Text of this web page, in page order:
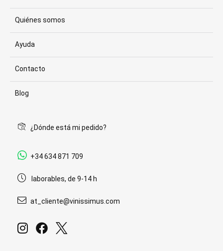
Quiénes somos
Ayuda
Contacto
Blog
¿Dónde está mi pedido?
+34 634 871 709
laborables, de 9-14 h
at_cliente@vinissimus.com